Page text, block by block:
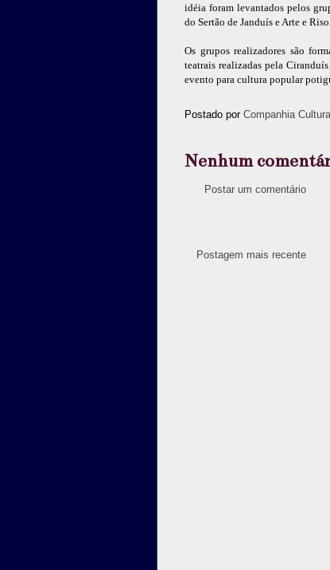
idéia foram levantados pelos
do Sertão de Janduís e Arte e
Os grupos realizadores são
teatrais realizadas pela
evento para cultura popular
Postado por Companhia
Nenhum
Postar um comentário
Postagem mais recente